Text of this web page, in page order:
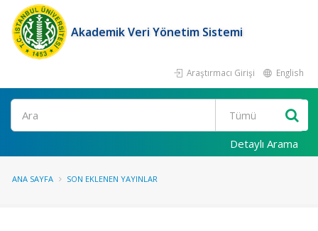
Akademik Veri Yönetim Sistemi
Araştırmacı Girişi English
Ara
Detaylı Arama
ANA SAYFA SON EKLENEN YAYINLAR